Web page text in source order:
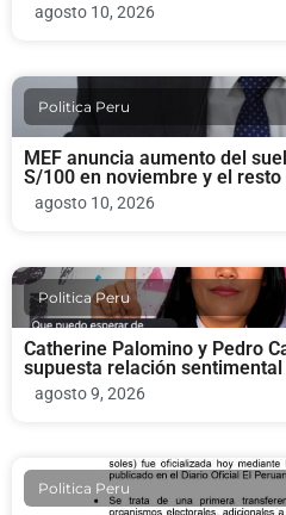
agosto 10, 2026
Politica Peru
MEF anuncia aumento del
S/100 en noviembre y el
agosto 10, 2026
Politica Peru
Catherine Palomino y Pedro
supuesta relación sentimental
agosto 9, 2026
Politica Peru